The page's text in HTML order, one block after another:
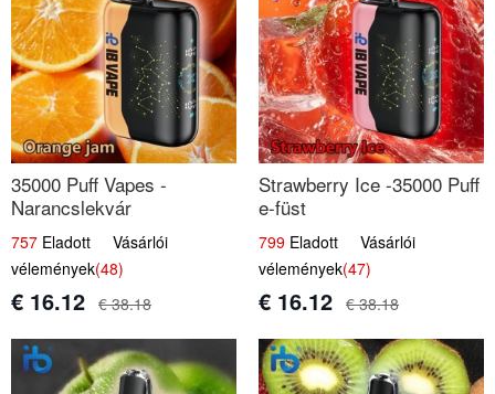
35000 Puff Vapes -
Narancslekvár
757 Eladott Vásárlói
vélemények(48)
€ 16.12 € 38.18
Strawberry Ice -35000 Puff
e-füst
799 Eladott Vásárlói
vélemények(47)
€ 16.12 € 38.18